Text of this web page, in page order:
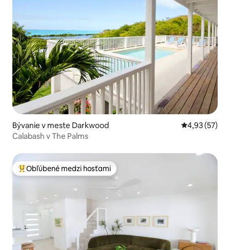
Bývanie v meste Darkwood Priemerné
4,93 (57)
Calabash v The Palms
Najobľúbenejšie medzi hosťami
Obľúbené medzi hosťami